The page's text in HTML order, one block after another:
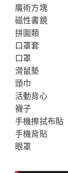
魔術方塊
磁性書鏡
拼圖類
口罩套
口罩
滑鼠墊
頭巾
活動背心
襪子
手機擦拭布貼
手機背貼
眼罩